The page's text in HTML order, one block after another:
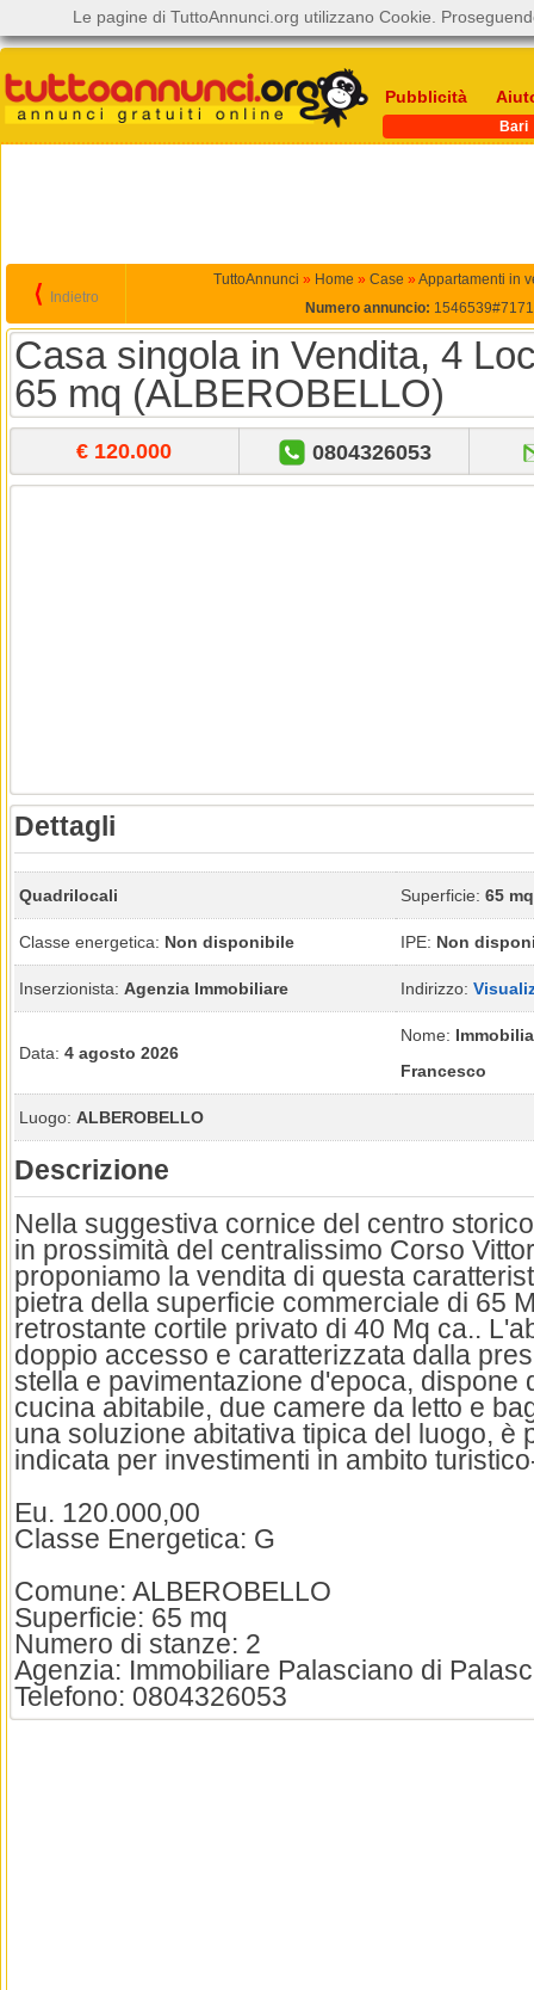
Pubblicità
Bari
⟨ Indietro
TuttoAnnunci » Home » Case » Appartamenti in
Numero annuncio:
Casa singola in Vendita, 4
65 mq (ALBEROBELLO)
€ 120.000 0804326053
Dettagli
Quadrilocali Superficie: 65 mq
Classe energetica: Non disponibile IPE: Non
Inserzionista: Agenzia Immobiliare Indirizzo:
Data: 4 agosto 2026
Nome:
Francesco
Luogo: ALBEROBELLO
Descrizione
Nella suggestiva cornice del centro
in prossimità del centralissimo Corso
proponiamo la vendita di questa
pietra della superficie commerciale di 65
retrostante cortile privato di 40 Mq ca..
doppio accesso e caratterizzata dalla
stella e pavimentazione d'epoca, dispone
cucina abitabile, due camere da letto e
una soluzione abitativa tipica del luogo, è
indicata per investimenti in ambito
Eu. 120.000,00
Classe Energetica: G
Comune: ALBEROBELLO
Superficie: 65 mq
Numero di stanze: 2
Agenzia: Immobiliare Palasciano di
Telefono: 0804326053
Le pagine di TuttoAnnunci.org utilizzano Cookie.